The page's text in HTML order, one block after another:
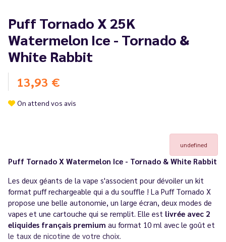
Puff Tornado X 25K
Watermelon Ice - Tornado &
White Rabbit
13,93 €
On attend vos avis
undefined
Puff Tornado X Watermelon Ice - Tornado & White Rabbit
Les deux géants de la vape s'associent pour dévoiler un kit
format puff rechargeable qui a du souffle ! La Puff Tornado X
propose une belle autonomie, un large écran, deux modes de
vapes et une cartouche qui se remplit. Elle est livrée avec 2
eliquides français premium au format 10 ml avec le goût et
le taux de nicotine de votre choix.